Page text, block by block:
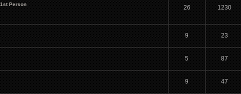
Person 26 1230
9 23
5 87
9 47